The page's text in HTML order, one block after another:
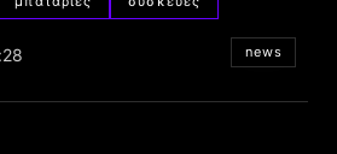
news